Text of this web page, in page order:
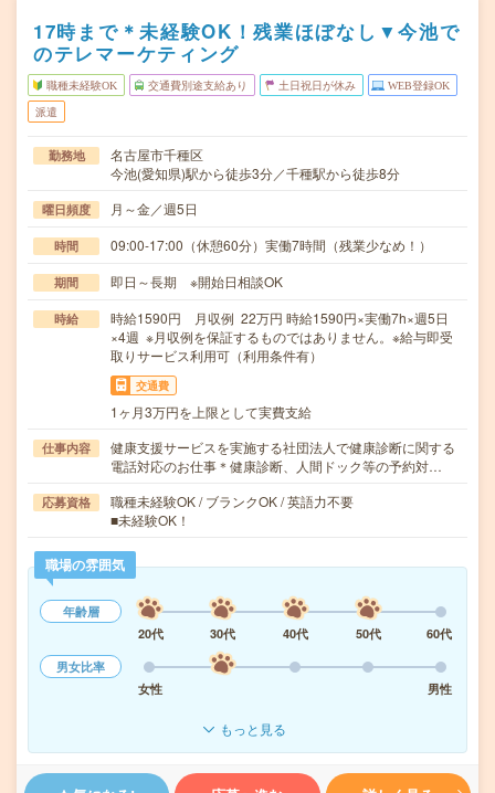
17時まで＊未経験OK！残業ほぼなし▼今池で
のテレマーケティング
職種未経験OK 交通費別途支給あり 土日祝日が休み WEB登録OK
派遣
勤務地
名古屋市千種区
今池(愛知県)駅から徒歩3分／千種駅から徒歩8分
曜日頻度 月～金／週5日
時間 09:00-17:00（休憩60分）実働7時間（残業少なめ！）
期間 即日～長期 ※開始日相談OK
時給
時給1590円 月収例 22万円 時給1590円×実働7h×週5日
×4週 ※月収例を保証するものではありません。※給与即受
取りサービス利用可（利用条件有）
交通費
1ヶ月3万円を上限として実費支給
仕事内容
健康支援サービスを実施する社団法人で健康診断に関する
電話対応のお仕事＊健康診断、人間ドック等の予約対…
応募資格
職種未経験OK / ブランクOK / 英語力不要
■未経験OK！
職場の雰囲気
年齢層
20代
30代 40代 50代
60代
男女比率
女性
男性
もっと見る